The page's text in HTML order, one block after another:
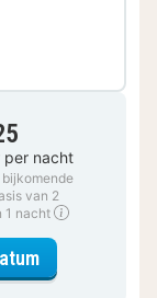
per nacht
van 2
1 nacht
voor